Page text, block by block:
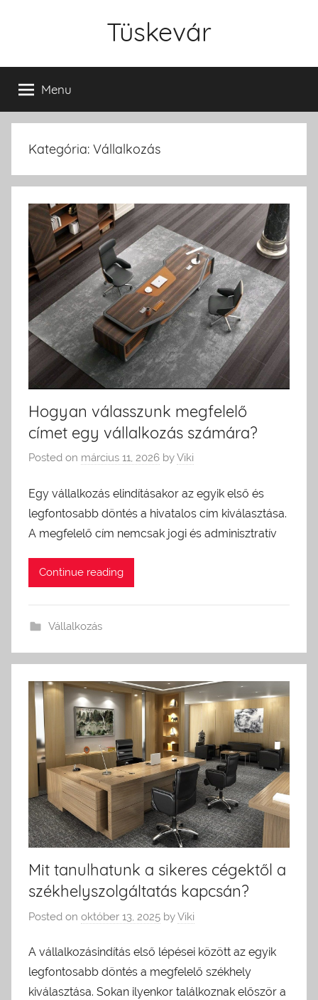
Tüskevár
Menu
Kategória: Vállalkozás
Hogyan válasszunk megfelelő
címet egy vállalkozás számára?
Posted on március 11, 2026 byViki
Egy vállalkozás elindításakor az egyik első és
legfontosabb döntés a hivatalos cím kiválasztása.
A megfelelő cím nemcsak jogi és adminisztratív
Continue reading
Vállalkozás
Mit tanulhatunk a sikeres cégektől a
székhelyszolgáltatás kapcsán?
Posted on október 13, 2025 byViki
A vállalkozásindítás első lépései között az egyik
legfontosabb döntés a megfelelő székhely
kiválasztása. Sokan ilyenkor találkoznak először a